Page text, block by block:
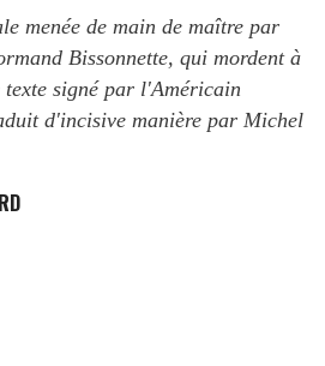
menée de main de maître par
Bissonnette, qui mordent à
texte signé par l'Américain
d'incisive manière par Michel